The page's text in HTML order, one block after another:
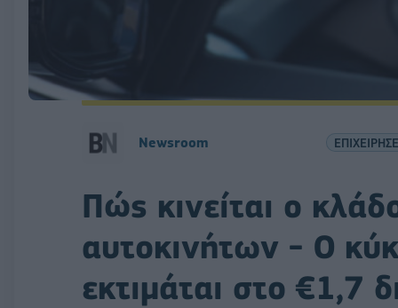
Newsroom
Πώς κινείται ο
αυτοκινήτων - Ο
εκτιμάται στο €1,7